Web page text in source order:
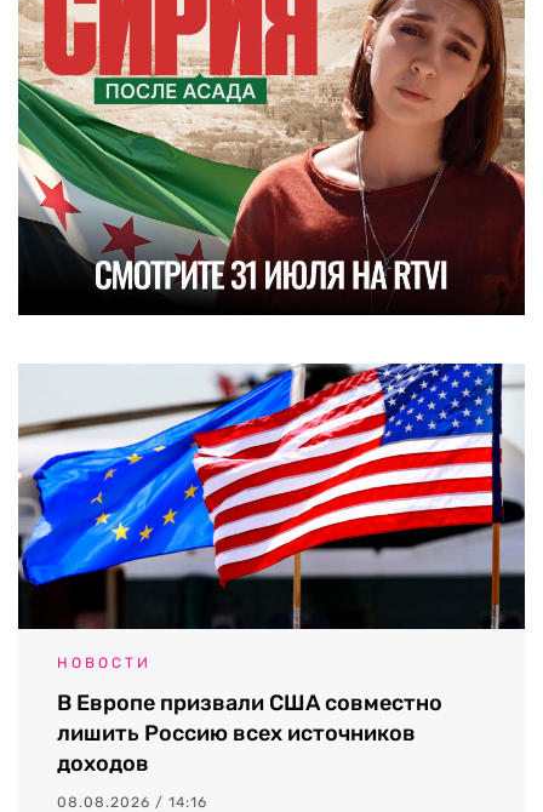
НОВОСТИ
В Европе призвали США совместно
лишить Россию всех источников
доходов
08.08.2026 / 14:16